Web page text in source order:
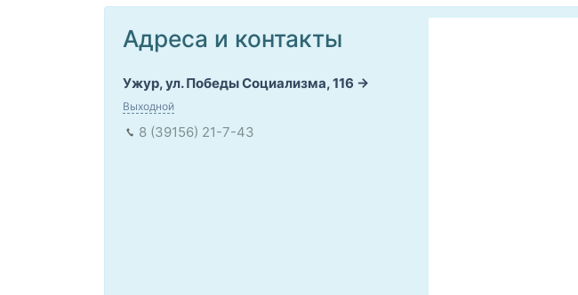
Адреса и контакты
Ужур, ул. Победы Социализма, 116
Выходной
8 (39156) 21-7-43